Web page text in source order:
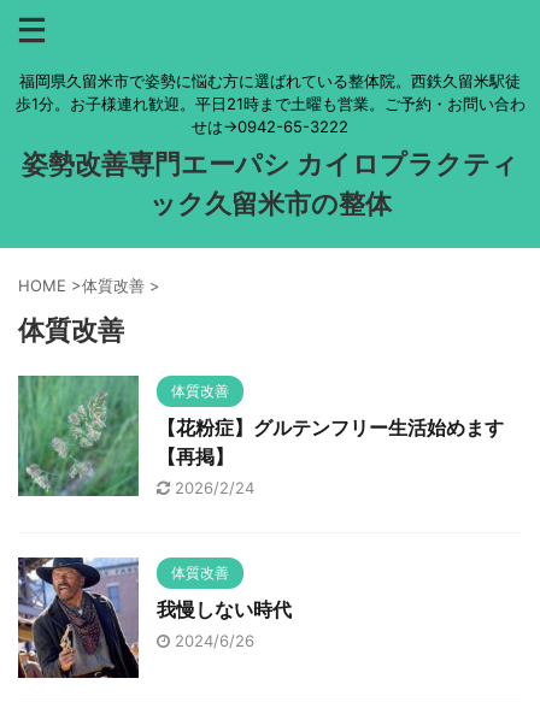
福岡県久留米市で姿勢に悩む方に選ばれている整体院。西鉄久留米駅徒
歩1分。お子様連れ歓迎。平日21時まで土曜も営業。ご予約・お問い合わ
せは→0942-65-3222
姿勢改善専門エーパシ カイロプラクティ
ック久留米市の整体
HOME >体質改善 >
体質改善
体質改善
【花粉症】グルテンフリー生活始めます
【再掲】
2026/2/24
体質改善
我慢しない時代
2024/6/26